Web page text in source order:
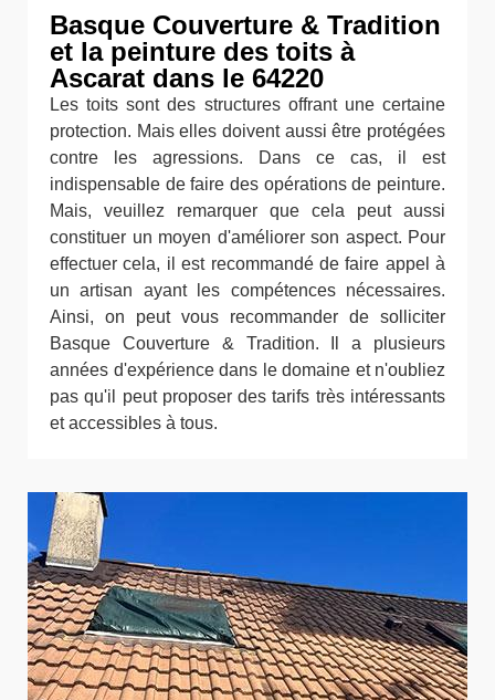
Basque Couverture & Tradition
et la peinture des toits à
Ascarat dans le 64220
Les toits sont des structures offrant une certaine
protection. Mais elles doivent aussi être protégées
contre les agressions. Dans ce cas, il est
indispensable de faire des opérations de peinture.
Mais, veuillez remarquer que cela peut aussi
constituer un moyen d'améliorer son aspect. Pour
effectuer cela, il est recommandé de faire appel à
un artisan ayant les compétences nécessaires.
Ainsi, on peut vous recommander de solliciter
Basque Couverture & Tradition. Il a plusieurs
années d'expérience dans le domaine et n'oubliez
pas qu'il peut proposer des tarifs très intéressants
et accessibles à tous.